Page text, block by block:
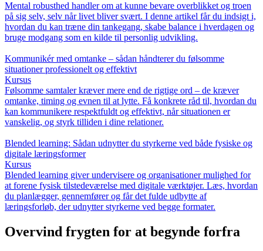
Mental robusthed handler om at kunne bevare overblikket og troen
på sig selv, selv når livet bliver svært. I denne artikel får du indsigt i,
hvordan du kan træne din tankegang, skabe balance i hverdagen og
bruge modgang som en kilde til personlig udvikling.
Kommunikér med omtanke – sådan håndterer du følsomme
situationer professionelt og effektivt
Kursus
Følsomme samtaler kræver mere end de rigtige ord – de kræver
omtanke, timing og evnen til at lytte. Få konkrete råd til, hvordan du
kan kommunikere respektfuldt og effektivt, når situationen er
vanskelig, og styrk tilliden i dine relationer.
Blended learning: Sådan udnytter du styrkerne ved både fysiske og
digitale læringsformer
Kursus
Blended learning giver undervisere og organisationer mulighed for
at forene fysisk tilstedeværelse med digitale værktøjer. Læs, hvordan
du planlægger, gennemfører og får det fulde udbytte af
læringsforløb, der udnytter styrkerne ved begge formater.
Overvind frygten for at begynde forfra